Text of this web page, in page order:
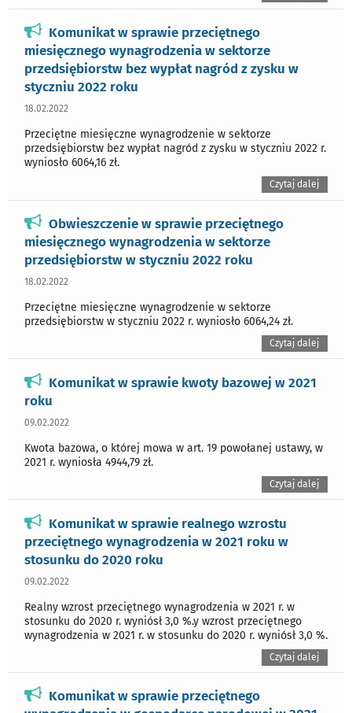
Komunikat w sprawie przeciętnego
miesięcznego wynagrodzenia w sektorze
przedsiębiorstw bez wypłat nagród z zysku w
styczniu 2022 roku
18.02.2022
Przeciętne miesięczne wynagrodzenie w sektorze
przedsiębiorstw bez wypłat nagród z zysku w styczniu 2022 r.
wyniosło 6064,16 zł.
Czytaj dalej
Obwieszczenie w sprawie przeciętnego
miesięcznego wynagrodzenia w sektorze
przedsiębiorstw w styczniu 2022 roku
18.02.2022
Przeciętne miesięczne wynagrodzenie w sektorze
przedsiębiorstw w styczniu 2022 r. wyniosło 6064,24 zł.
Czytaj dalej
Komunikat w sprawie kwoty bazowej w 2021
roku
09.02.2022
Kwota bazowa, o której mowa w art. 19 powołanej ustawy, w
2021 r. wyniosła 4944,79 zł.
Czytaj dalej
Komunikat w sprawie realnego wzrostu
przeciętnego wynagrodzenia w 2021 roku w
stosunku do 2020 roku
09.02.2022
Realny wzrost przeciętnego wynagrodzenia w 2021 r. w
stosunku do 2020 r. wyniósł 3,0 %.y wzrost przeciętnego
wynagrodzenia w 2021 r. w stosunku do 2020 r. wyniósł 3,0 %.
Czytaj dalej
Komunikat w sprawie przeciętnego